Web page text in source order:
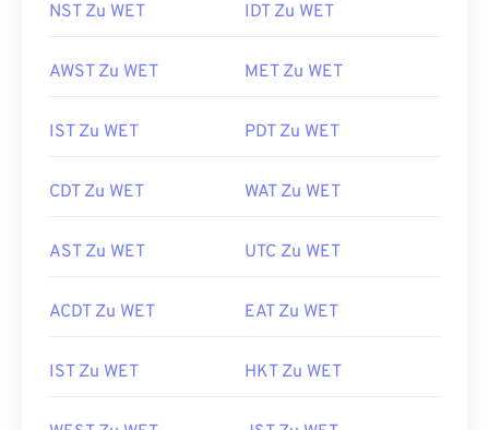
NST Zu WET IDT Zu WET
AWST Zu WET MET Zu WET
IST Zu WET PDT Zu WET
CDT Zu WET WAT Zu WET
AST Zu WET UTC Zu WET
ACDT Zu WET EAT Zu WET
IST Zu WET HKT Zu WET